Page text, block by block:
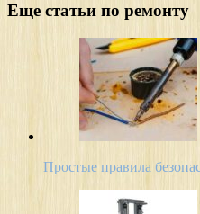
Еще статьи по ремонту
Простые правила